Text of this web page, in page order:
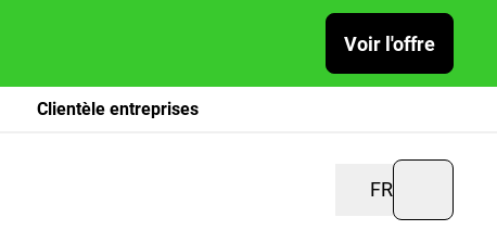
Voir l'offre
Clientèle entreprises
FR